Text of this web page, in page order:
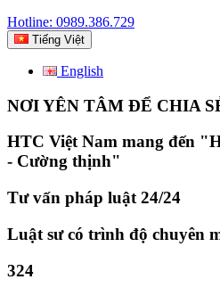
Hotline: 0989.386.729
Tiếng Việt
English
NƠI YÊN TÂM ĐỂ CHIA
HTC Việt Nam mang đến
- Cường thịnh"
Tư vấn pháp luật 24/24
Luật sư có trình độ chuyên
324